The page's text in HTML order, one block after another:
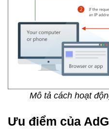
Mô tả cách hoạt
Ưu điểm của